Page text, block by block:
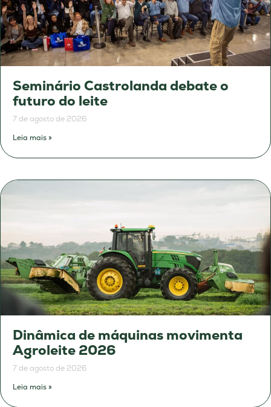
Seminário Castrolanda debate o
futuro do leite
7 de agosto de 2026
Leia mais »
Dinâmica de máquinas movimenta
Agroleite 2026
7 de agosto de 2026
Leia mais »